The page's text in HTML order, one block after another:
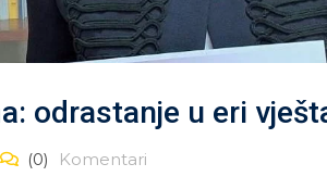
odrastanje u eri
(0) Komentari